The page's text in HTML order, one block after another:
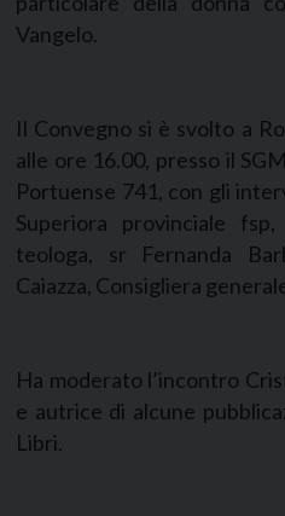
Vangelo.
Il Convegno si è svolto a
alle ore 16.00, presso il
Portuense 741, con gli
Superiora provinciale
teologa, sr Fernanda
Caiazza, Consigliera
Ha moderato l’incontro
e autrice di alcune
Libri.